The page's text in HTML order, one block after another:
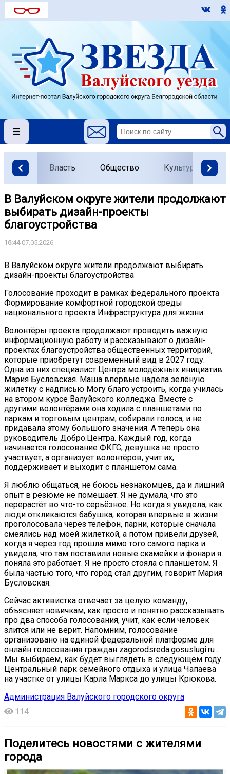
Власть Общество Культура
В Валуйском округе жители продолжают
выбирать дизайн-проекты
благоустройства
16:4407.05.2026
В Валуйском округе жители продолжают выбирать
дизайн-проекты благоустройства
Голосование проходит в рамках федерального проекта
Формирование комфортной городской среды
национального проекта Инфраструктура для жизни.
Волонтёры проекта продолжают проводить важную
информационную работу и рассказывают о дизайн-
проектах благоустройства общественных территорий,
которые приобретут современный вид в 2027 году.
Одна из них специалист Центра молодёжных инициатив
Мария Бусловская. Маша впервые надела зелёную
жилетку с надписью Могу благо устроить, когда училась
на втором курсе Валуйского колледжа. Вместе с
другими волонтёрами она ходила с планшетами по
паркам и торговым центрам, собирали голоса, и не
придавала этому большого значения. А теперь она
руководитель Добро.Центра. Каждый год, когда
начинается голосование ФКГС, девушка не просто
участвует, а организует волонтёров, учит их,
поддерживает и выходит с планшетом сама.
Я люблю общаться, не боюсь незнакомцев, да и лишний
опыт в резюме не помешает. Я не думала, что это
перерастёт во что-то серьёзное. Но когда я увидела, как
люди откликаются бабушка, которая впервые в жизни
проголосовала через телефон, парни, которые сначала
смеялись над моей жилеткой, а потом привели друзей,
когда я через год прошла мимо того самого парка и
увидела, что там поставили новые скамейки и фонари я
поняла это работает. Я не просто стояла с планшетом. Я
была частью того, что город стал другим, говорит Мария
Бусловская.
Сейчас активистка отвечает за целую команду,
объясняет новичкам, как просто и понятно рассказывать
про два способа голосования, учит, как если человек
злится или не верит. Напомним, голосование
организовано на единой федеральной платформе для
онлайн голосования граждан zagorodsreda.gosuslugi.ru .
Мы выбираем, как будет выглядеть в следующем году
Центральный парк семейного отдыха и улица Чапаева
на участке от улицы Карла Маркса до улицы Крюкова.
Администрация Валуйского городского округа
114
Поделитесь новостями с жителями
города